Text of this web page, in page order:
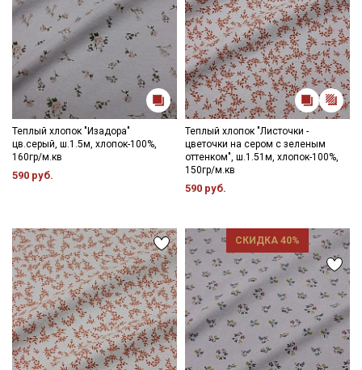
Теплый хлопок "Изадора"
цв.серый, ш.1.5м, хлопок-100%,
160гр/м.кв
590 руб.
Теплый хлопок "Листочки -
цветочки на сером с зеленым
оттенком", ш.1.51м, хлопок-100%,
150гр/м.кв
590 руб.
СКИДКА 40%